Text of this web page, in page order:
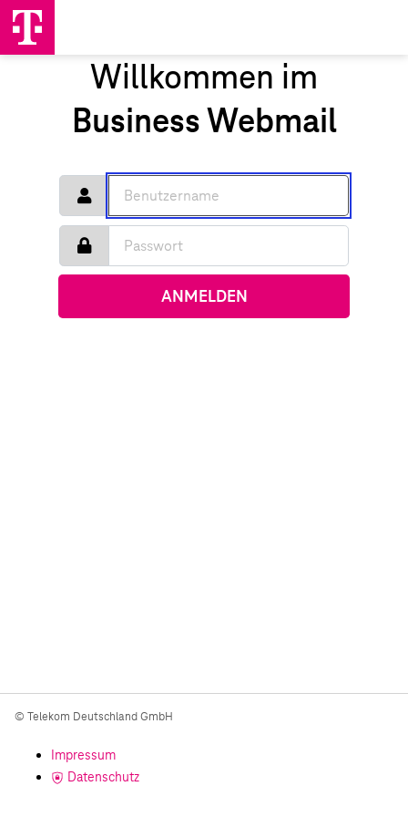
Willkommen im
Business Webmail
ANMELDEN
© Telekom Deutschland GmbH
Impressum
Datenschutz